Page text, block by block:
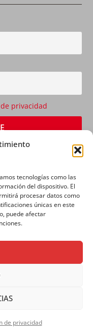
tecnologías como las
del dispositivo. El
procesar datos como
únicas en este
puede afectar
de privacidad
privacidad
|